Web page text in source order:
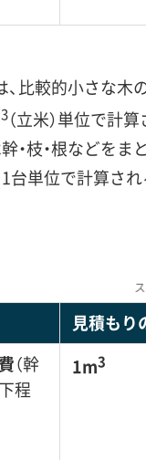
比較的小さな木
3（立米）単位で計
・枝・根などをま
台単位で計算さ
見積もり
（幹
程
1m3